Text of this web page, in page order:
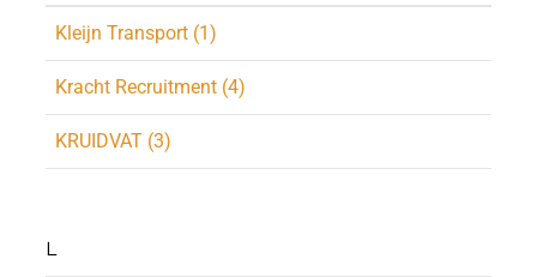
Kleijn Transport (1)
Kracht Recruitment (4)
KRUIDVAT (3)
L